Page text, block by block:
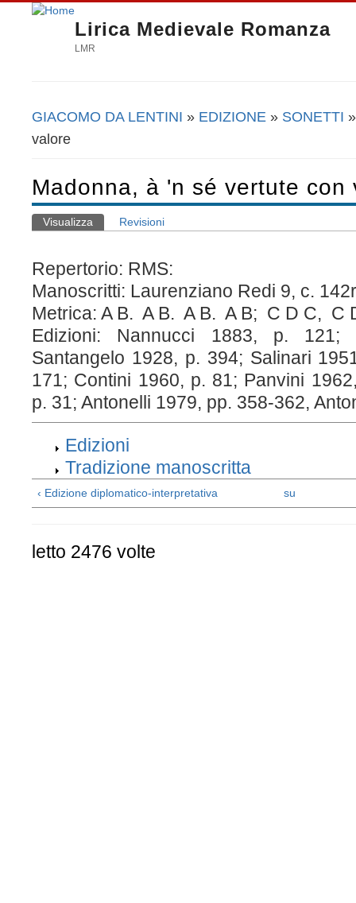
Lirica Medievale Romanza
LMR
Tu sei qui
GIACOMO DA LENTINI » EDIZIONE » SONETTI
valore
Madonna, à 'n sé vertute con
Schede primarie
Visualizza (scheda attiva)
Revisioni
Repertorio: RMS:
Manoscritti: Laurenziano Redi 9, c.
Metrica: A B. A B. A B. A B; C D C, C
Edizioni: Nannucci 1883, p.
Santangelo 1928, p. 394; Salinari
171; Contini 1960, p. 81; Panvini
p. 31; Antonelli 1979, pp. 358-362,
Edizioni
Tradizione manoscritta
‹ Edizione diplomatico-interpretativa su
letto 2476 volte